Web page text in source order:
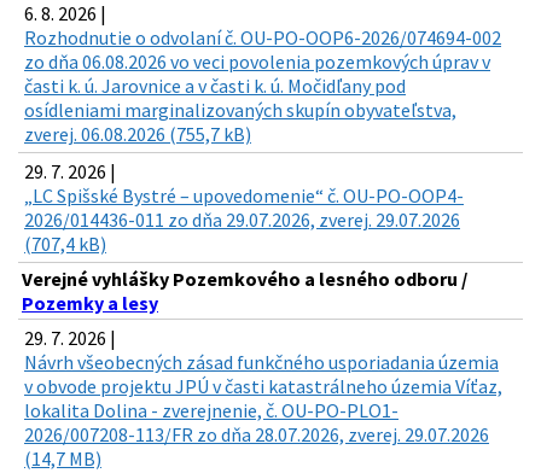
6. 8. 2026 |
Rozhodnutie o odvolaní č. OU-PO-OOP6-2026/074694-002
zo dňa 06.08.2026 vo veci povolenia pozemkových úprav v
časti k. ú. Jarovnice a v časti k. ú. Močidľany pod
osídleniami marginalizovaných skupín obyvateľstva,
zverej. 06.08.2026 (755,7 kB)
29. 7. 2026 |
„LC Spišské Bystré – upovedomenie“ č. OU-PO-OOP4-
2026/014436-011 zo dňa 29.07.2026, zverej. 29.07.2026
(707,4 kB)
Verejné vyhlášky Pozemkového a lesného odboru /
Pozemky a lesy
29. 7. 2026 |
Návrh všeobecných zásad funkčného usporiadania územia
v obvode projektu JPÚ v časti katastrálneho územia Víťaz,
lokalita Dolina - zverejnenie, č. OU-PO-PLO1-
2026/007208-113/FR zo dňa 28.07.2026, zverej. 29.07.2026
(14,7 MB)